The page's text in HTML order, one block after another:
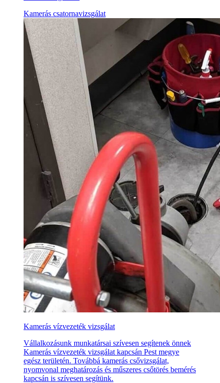
Kamerás csatornavizsgálat
Kamerás vízvezeték vizsgálat
Vállalkozásunk munkatársai szívesen segítenek önnek
Kamerás vízvezeték vizsgálat kapcsán Pest megye
egész területén. Továbbá kamerás csővizsgálat,
nyomvonal meghatározás és műszeres csőtörés bemérés
kapcsán is szívesen segítünk.